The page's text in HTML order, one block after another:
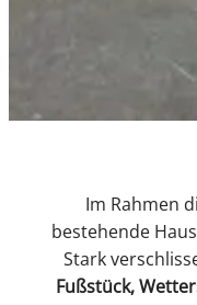
Im Rahmen
bestehende
Stark
Fußstück,